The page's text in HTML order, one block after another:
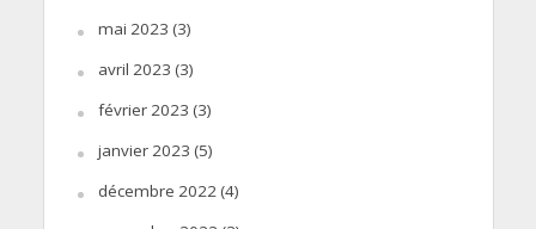
mai 2023 (3)
avril 2023 (3)
février 2023 (3)
janvier 2023 (5)
décembre 2022 (4)